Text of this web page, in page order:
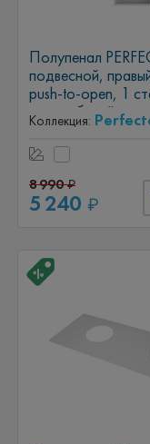
Полупенал
подвесной,
push-to-open, 1
полка, белый глянец
Коллекция:
8 990₽
5 240 ₽